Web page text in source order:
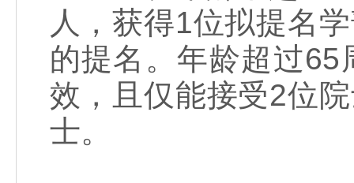
人，获得1位拟提名
的提名。年龄超过
效，且仅能接受2位
士。